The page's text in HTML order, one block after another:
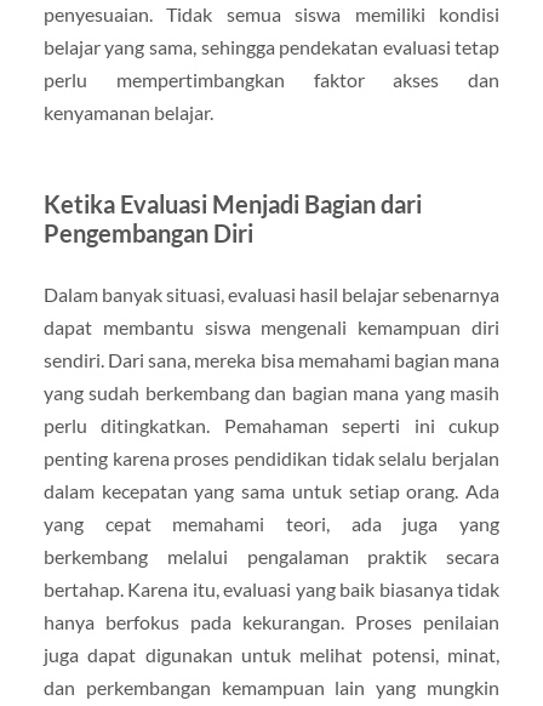
penyesuaian. Tidak semua siswa memiliki kondisi
belajar yang sama, sehingga pendekatan evaluasi tetap
perlu mempertimbangkan faktor akses dan
kenyamanan belajar.
Ketika Evaluasi Menjadi Bagian dari
Pengembangan Diri
Dalam banyak situasi, evaluasi hasil belajar sebenarnya
dapat membantu siswa mengenali kemampuan diri
sendiri. Dari sana, mereka bisa memahami bagian mana
yang sudah berkembang dan bagian mana yang masih
perlu ditingkatkan. Pemahaman seperti ini cukup
penting karena proses pendidikan tidak selalu berjalan
dalam kecepatan yang sama untuk setiap orang. Ada
yang cepat memahami teori, ada juga yang
berkembang melalui pengalaman praktik secara
bertahap. Karena itu, evaluasi yang baik biasanya tidak
hanya berfokus pada kekurangan. Proses penilaian
juga dapat digunakan untuk melihat potensi, minat,
dan perkembangan kemampuan lain yang mungkin